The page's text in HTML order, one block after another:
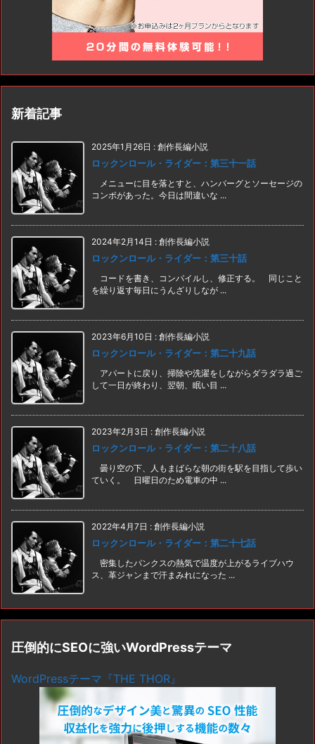
新着記事
2025年1月26日 : 創作長編小説
ロックンロール・ライダー：第三十一話
メニューに目を落とすと、ハンバーグとソーセージの
コンボがあった。今日は間違いな ...
2024年2月14日 : 創作長編小説
ロックンロール・ライダー：第三十話
コードを書き、コンパイルし、修正する。 同じこと
を繰り返す毎日にうんざりしなが ...
2023年6月10日 : 創作長編小説
ロックンロール・ライダー：第二十九話
アパートに戻り、掃除や洗濯をしながらダラダラ過ご
して一日が終わり、翌朝、眠い目 ...
2023年2月3日 : 創作長編小説
ロックンロール・ライダー：第二十八話
曇り空の下、人もまばらな朝の街を駅を目指して歩い
ていく。 日曜日のため電車の中 ...
2022年4月7日 : 創作長編小説
ロックンロール・ライダー：第二十七話
密集したパンクスの熱気で温度が上がるライブハウ
ス、革ジャンまで汗まみれになった ...
圧倒的にSEOに強いWordPressテーマ
WordPressテーマ『THE THOR』